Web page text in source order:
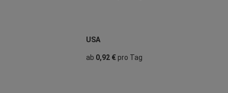
USA
ab 0,92 €pro Tag